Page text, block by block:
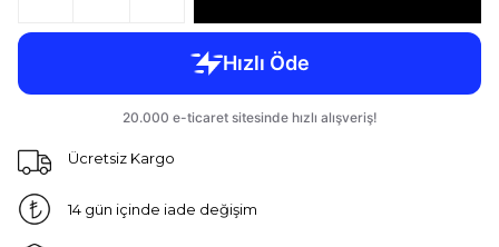
Ücretsiz Kargo
14 gün içinde iade değişim